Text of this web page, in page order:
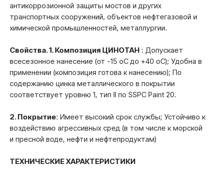
антикоррозионной защиты мостов и других
транспортных сооружений, объектов нефтегазовой и
химической промышленностей, металлургии.
Свойства. 1. Композиция ЦИНОТАН : Допускает
всесезонное нанесение (от -15 oC до +40 oC); Удобна в
применении (композиция готова к нанесению); По
содержанию цинка металлического в покрытии
соответствует уровню 1, тип II по SSPC Paint 20.
2. Покрытие: Имеет высокий срок службы; Устойчиво к
воздействию агрессивных сред (в том числе к морской
и пресной воде, нефти и нефтепродуктам)
ТЕХНИЧЕСКИЕ ХАРАКТЕРИСТИКИ